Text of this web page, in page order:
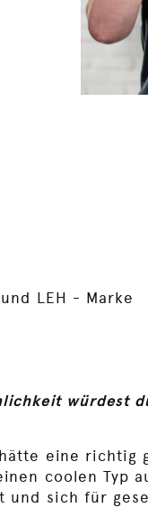
LEH - Marke
würdest
eine richtig
coolen Typ
und sich für